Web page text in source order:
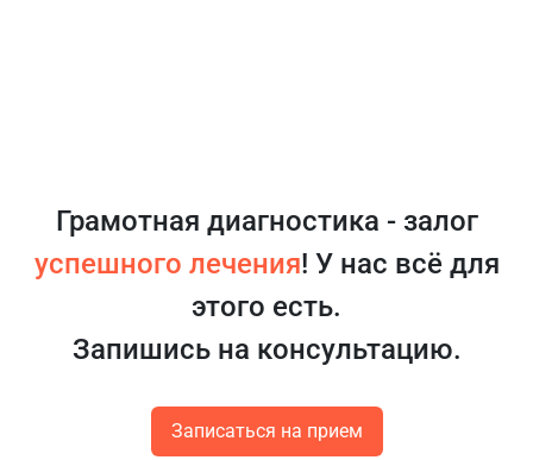
Грамотная диагностика - залог
успешного лечения! У нас всё для
этого есть.
Запишись на консультацию.
Записаться на прием